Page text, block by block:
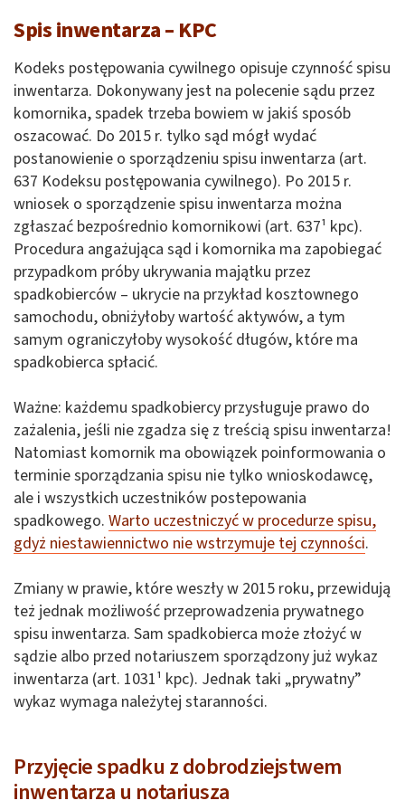
Spis inwentarza – KPC
Kodeks postępowania cywilnego opisuje czynność spisu
inwentarza. Dokonywany jest na polecenie sądu przez
komornika, spadek trzeba bowiem w jakiś sposób
oszacować. Do 2015 r. tylko sąd mógł wydać
postanowienie o sporządzeniu spisu inwentarza (art.
637 Kodeksu postępowania cywilnego). Po 2015 r.
wniosek o sporządzenie spisu inwentarza można
zgłaszać bezpośrednio komornikowi (art. 637¹ kpc).
Procedura angażująca sąd i komornika ma zapobiegać
przypadkom próby ukrywania majątku przez
spadkobierców – ukrycie na przykład kosztownego
samochodu, obniżyłoby wartość aktywów, a tym
samym ograniczyłoby wysokość długów, które ma
spadkobierca spłacić.
Ważne: każdemu spadkobiercy przysługuje prawo do
zażalenia, jeśli nie zgadza się z treścią spisu inwentarza!
Natomiast komornik ma obowiązek poinformowania o
terminie sporządzania spisu nie tylko wnioskodawcę,
ale i wszystkich uczestników postepowania
spadkowego. Warto uczestniczyć w procedurze spisu,
gdyż niestawiennictwo nie wstrzymuje tej czynności.
Zmiany w prawie, które weszły w 2015 roku, przewidują
też jednak możliwość przeprowadzenia prywatnego
spisu inwentarza. Sam spadkobierca może złożyć w
sądzie albo przed notariuszem sporządzony już wykaz
inwentarza (art. 1031¹ kpc). Jednak taki „prywatny”
wykaz wymaga należytej staranności.
Przyjęcie spadku z dobrodziejstwem
inwentarza u notariusza